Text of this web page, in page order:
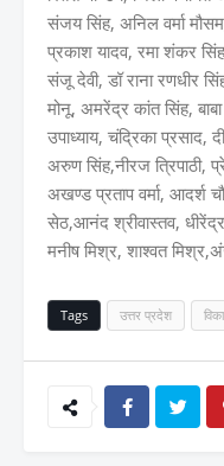
संजय सिंह, अनिल वर्मा मौसम,
प्रकाश यादव, रमा शंकर
संजू देवी, डॉ राना रणधीर
मोनू, अमरेंद्र कांत सिंह,
उपाध्याय, चंद्रिका प्रसाद,
अरुण सिंह,नीरज त्रिपाठी,
अखण्ड प्रताप वर्मा, आदर्श
सेठ,आनंद श्रीवास्तव,
मनीष मिश्र, शाश्वत
Tags उत्तर प्रदेश